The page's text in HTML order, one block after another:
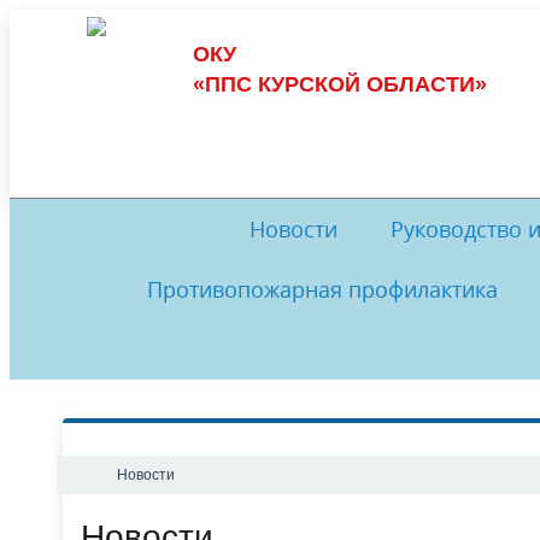
ОКУ
«ППС КУРСКОЙ ОБЛАСТИ»
Новости Руководство
Руководство
Обеспечение пожарной безопасности
Противопожарная профилактика
Новости